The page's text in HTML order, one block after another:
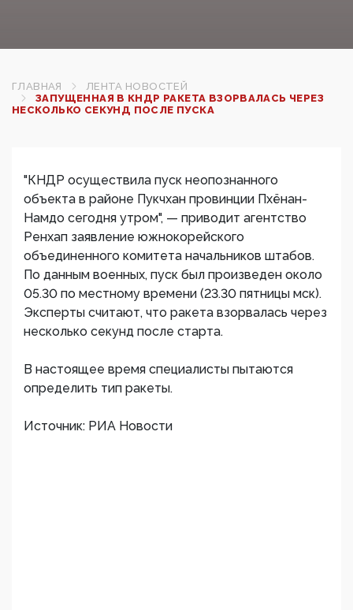
ГЛАВНАЯ
ЛЕНТА НОВОСТЕЙ
ЗАПУЩЕННАЯ В КНДР РАКЕТА ВЗОРВАЛАСЬ ЧЕРЕЗ
НЕСКОЛЬКО СЕКУНД ПОСЛЕ ПУСКА
"КНДР осуществила пуск неопознанного
объекта в районе Пукчхан провинции Пхёнан-
Намдо сегодня утром", — приводит агентство
Ренхап заявление южнокорейского
объединенного комитета начальников штабов.
По данным военных, пуск был произведен около
05.30 по местному времени (23.30 пятницы мск).
Эксперты считают, что ракета взорвалась через
несколько секунд после старта.
В настоящее время специалисты пытаются
определить тип ракеты.
Источник: РИА Новости